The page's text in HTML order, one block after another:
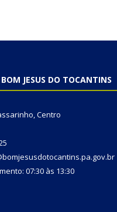
JESUS DO TOCANTINS
Centro
07:30 às 13:30